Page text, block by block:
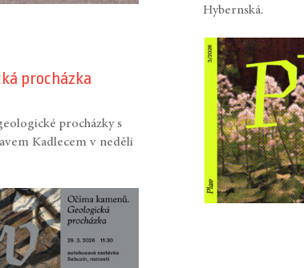
Hybernská.
procházka
procházky s
Kadlecem v neděli